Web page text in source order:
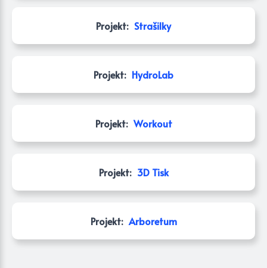
Projekt: Strašilky
Projekt: HydroLab
Projekt: Workout
Projekt: 3D Tisk
Projekt: Arboretum